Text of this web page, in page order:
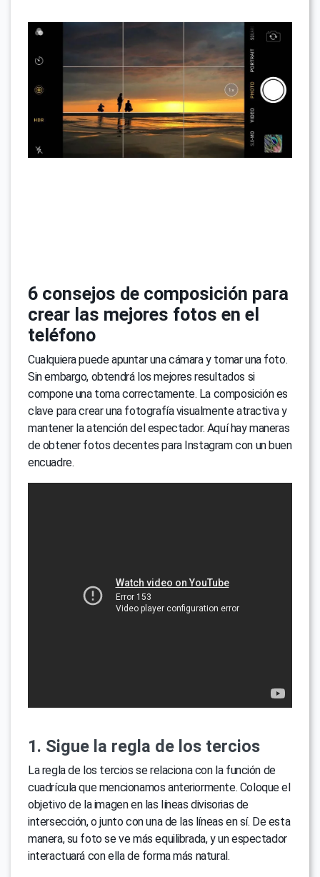
6 consejos de composición para
crear las mejores fotos en el
teléfono
Cualquiera puede apuntar una cámara y tomar una foto.
Sin embargo, obtendrá los mejores resultados si
compone una toma correctamente. La composición es
clave para crear una fotografía visualmente atractiva y
mantener la atención del espectador. Aquí hay maneras
de obtener fotos decentes para Instagram con un buen
encuadre.
1. Sigue la regla de los tercios
La regla de los tercios se relaciona con la función de
cuadrícula que mencionamos anteriormente. Coloque el
objetivo de la imagen en las líneas divisorias de
intersección, o junto con una de las líneas en sí. De esta
manera, su foto se ve más equilibrada, y un espectador
interactuará con ella de forma más natural.